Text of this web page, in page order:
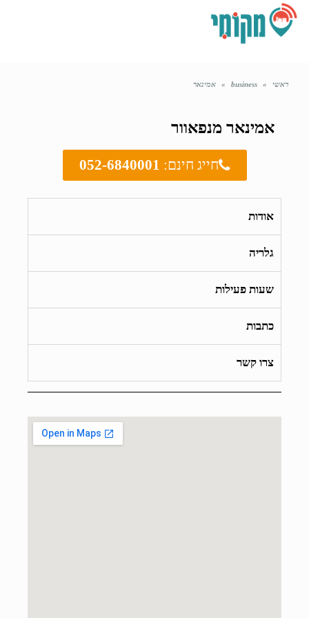
ראשי »
business
» אמינאר
אמינאר מנפאוור
חייג חינם: 052-6840001
אודות
גלריה
שעות פעילות
כתבות
צרו קשר